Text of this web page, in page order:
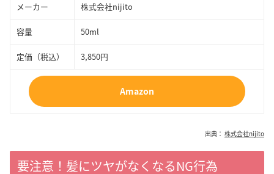
メーカー 株式会社nijito
容量 50ml
定価（税込） 3,850円
Amazon
出典： 株式会社nijito
要注意！髪にツヤがなくなるNG行為